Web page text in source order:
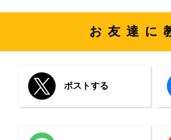
お友達に
ポストする